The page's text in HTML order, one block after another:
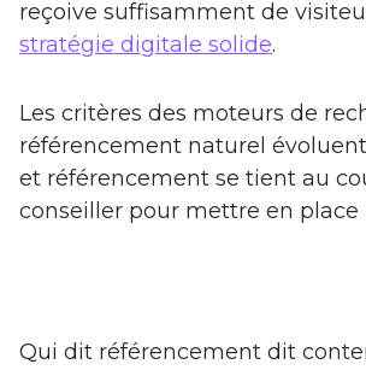
reçoive suffisamment de
stratégie digitale solide.
Les critères des moteurs de
référencement naturel
et référencement se tient au
conseiller pour mettre en place
Qui dit référencement dit